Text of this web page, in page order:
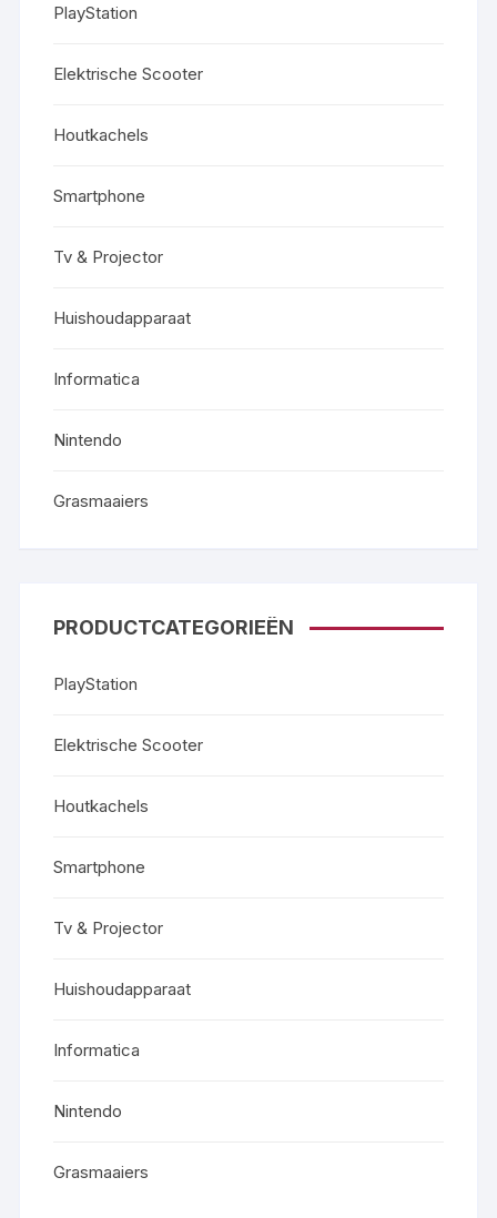
PlayStation
Elektrische Scooter
Houtkachels
Smartphone
Tv & Projector
Huishoudapparaat
Informatica
Nintendo
Grasmaaiers
PRODUCTCATEGORIEËN
PlayStation
Elektrische Scooter
Houtkachels
Smartphone
Tv & Projector
Huishoudapparaat
Informatica
Nintendo
Grasmaaiers